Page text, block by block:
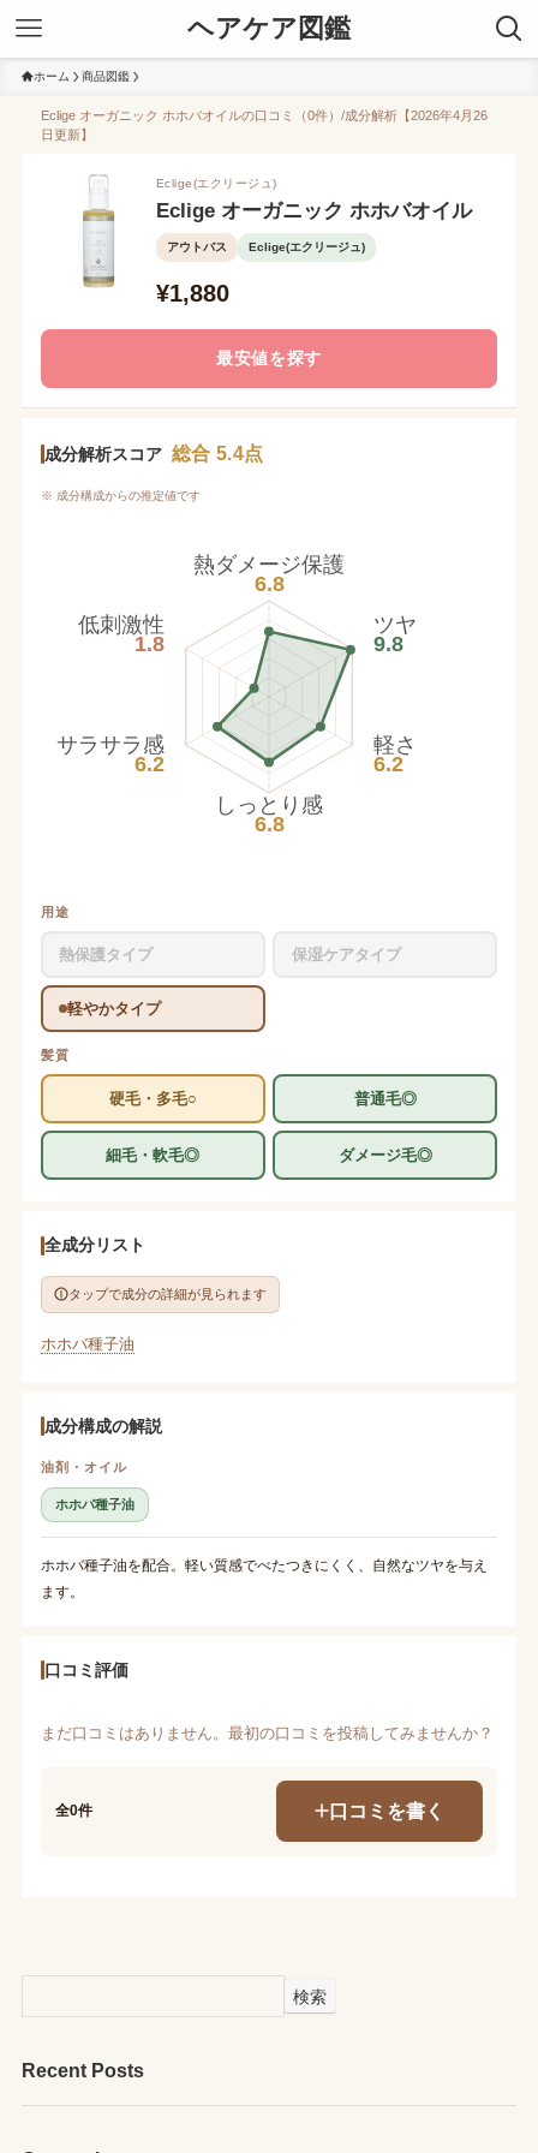
ヘアケア図鑑
ホーム 商品図鑑
Eclige オーガニック ホホバオイルの口コミ（0件）/成分解析【2026年4月26
日更新】
Eclige(エクリージュ)
Eclige オーガニック ホホバオイル
アウトバス Eclige(エクリージュ)
¥1,880
最安値を探す
成分解析スコア 総合 5.4点
※ 成分構成からの推定値です
熱ダメージ保護
6.8
ツヤ
9.8
軽さ
6.2
しっとり感
6.8
サラサラ感
6.2
低刺激性
1.8
用途
熱保護タイプ 保湿ケアタイプ
軽やかタイプ
髪質
硬毛・多毛○ 普通毛◎
細毛・軟毛◎ ダメージ毛◎
全成分リスト
タップで成分の詳細が見られます
ホホバ種子油
成分構成の解説
油剤・オイル
ホホバ種子油
ホホバ種子油を配合。軽い質感でべたつきにくく、自然なツヤを与え
ます。
口コミ評価
まだ口コミはありません。最初の口コミを投稿してみませんか？
全0件 口コミを書く
検索
Recent Posts